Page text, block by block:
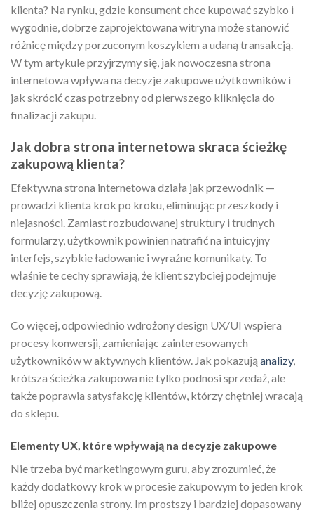
klienta? Na rynku, gdzie konsument chce kupować szybko i
wygodnie, dobrze zaprojektowana witryna może stanowić
różnicę między porzuconym koszykiem a udaną transakcją.
W tym artykule przyjrzymy się, jak nowoczesna strona
internetowa wpływa na decyzje zakupowe użytkowników i
jak skrócić czas potrzebny od pierwszego kliknięcia do
finalizacji zakupu.
Jak dobra strona internetowa skraca ścieżkę
zakupową klienta?
Efektywna strona internetowa działa jak przewodnik —
prowadzi klienta krok po kroku, eliminując przeszkody i
niejasności. Zamiast rozbudowanej struktury i trudnych
formularzy, użytkownik powinien natrafić na intuicyjny
interfejs, szybkie ładowanie i wyraźne komunikaty. To
właśnie te cechy sprawiają, że klient szybciej podejmuje
decyzję zakupową.
Co więcej, odpowiednio wdrożony design UX/UI wspiera
procesy konwersji, zamieniając zainteresowanych
użytkowników w aktywnych klientów. Jak pokazują analizy,
krótsza ścieżka zakupowa nie tylko podnosi sprzedaż, ale
także poprawia satysfakcję klientów, którzy chętniej wracają
do sklepu.
Elementy UX, które wpływają na decyzje zakupowe
Nie trzeba być marketingowym guru, aby zrozumieć, że
każdy dodatkowy krok w procesie zakupowym to jeden krok
bliżej opuszczenia strony. Im prostszy i bardziej dopasowany